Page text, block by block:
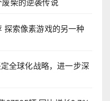
柴的逆袭传说
探索像素游戏的另一种
全球化战略，进一步深